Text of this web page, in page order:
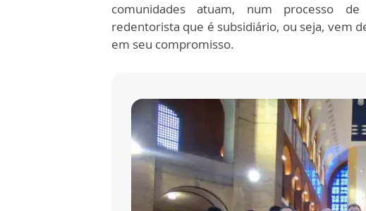
comunidades atuam, num processo
redentorista que é subsidiário, ou seja, vem
em seu compromisso.